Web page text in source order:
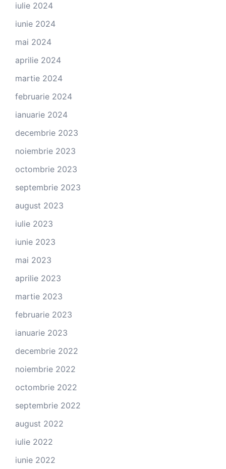
iulie 2024
iunie 2024
mai 2024
aprilie 2024
martie 2024
februarie 2024
ianuarie 2024
decembrie 2023
noiembrie 2023
octombrie 2023
septembrie 2023
august 2023
iulie 2023
iunie 2023
mai 2023
aprilie 2023
martie 2023
februarie 2023
ianuarie 2023
decembrie 2022
noiembrie 2022
octombrie 2022
septembrie 2022
august 2022
iulie 2022
iunie 2022